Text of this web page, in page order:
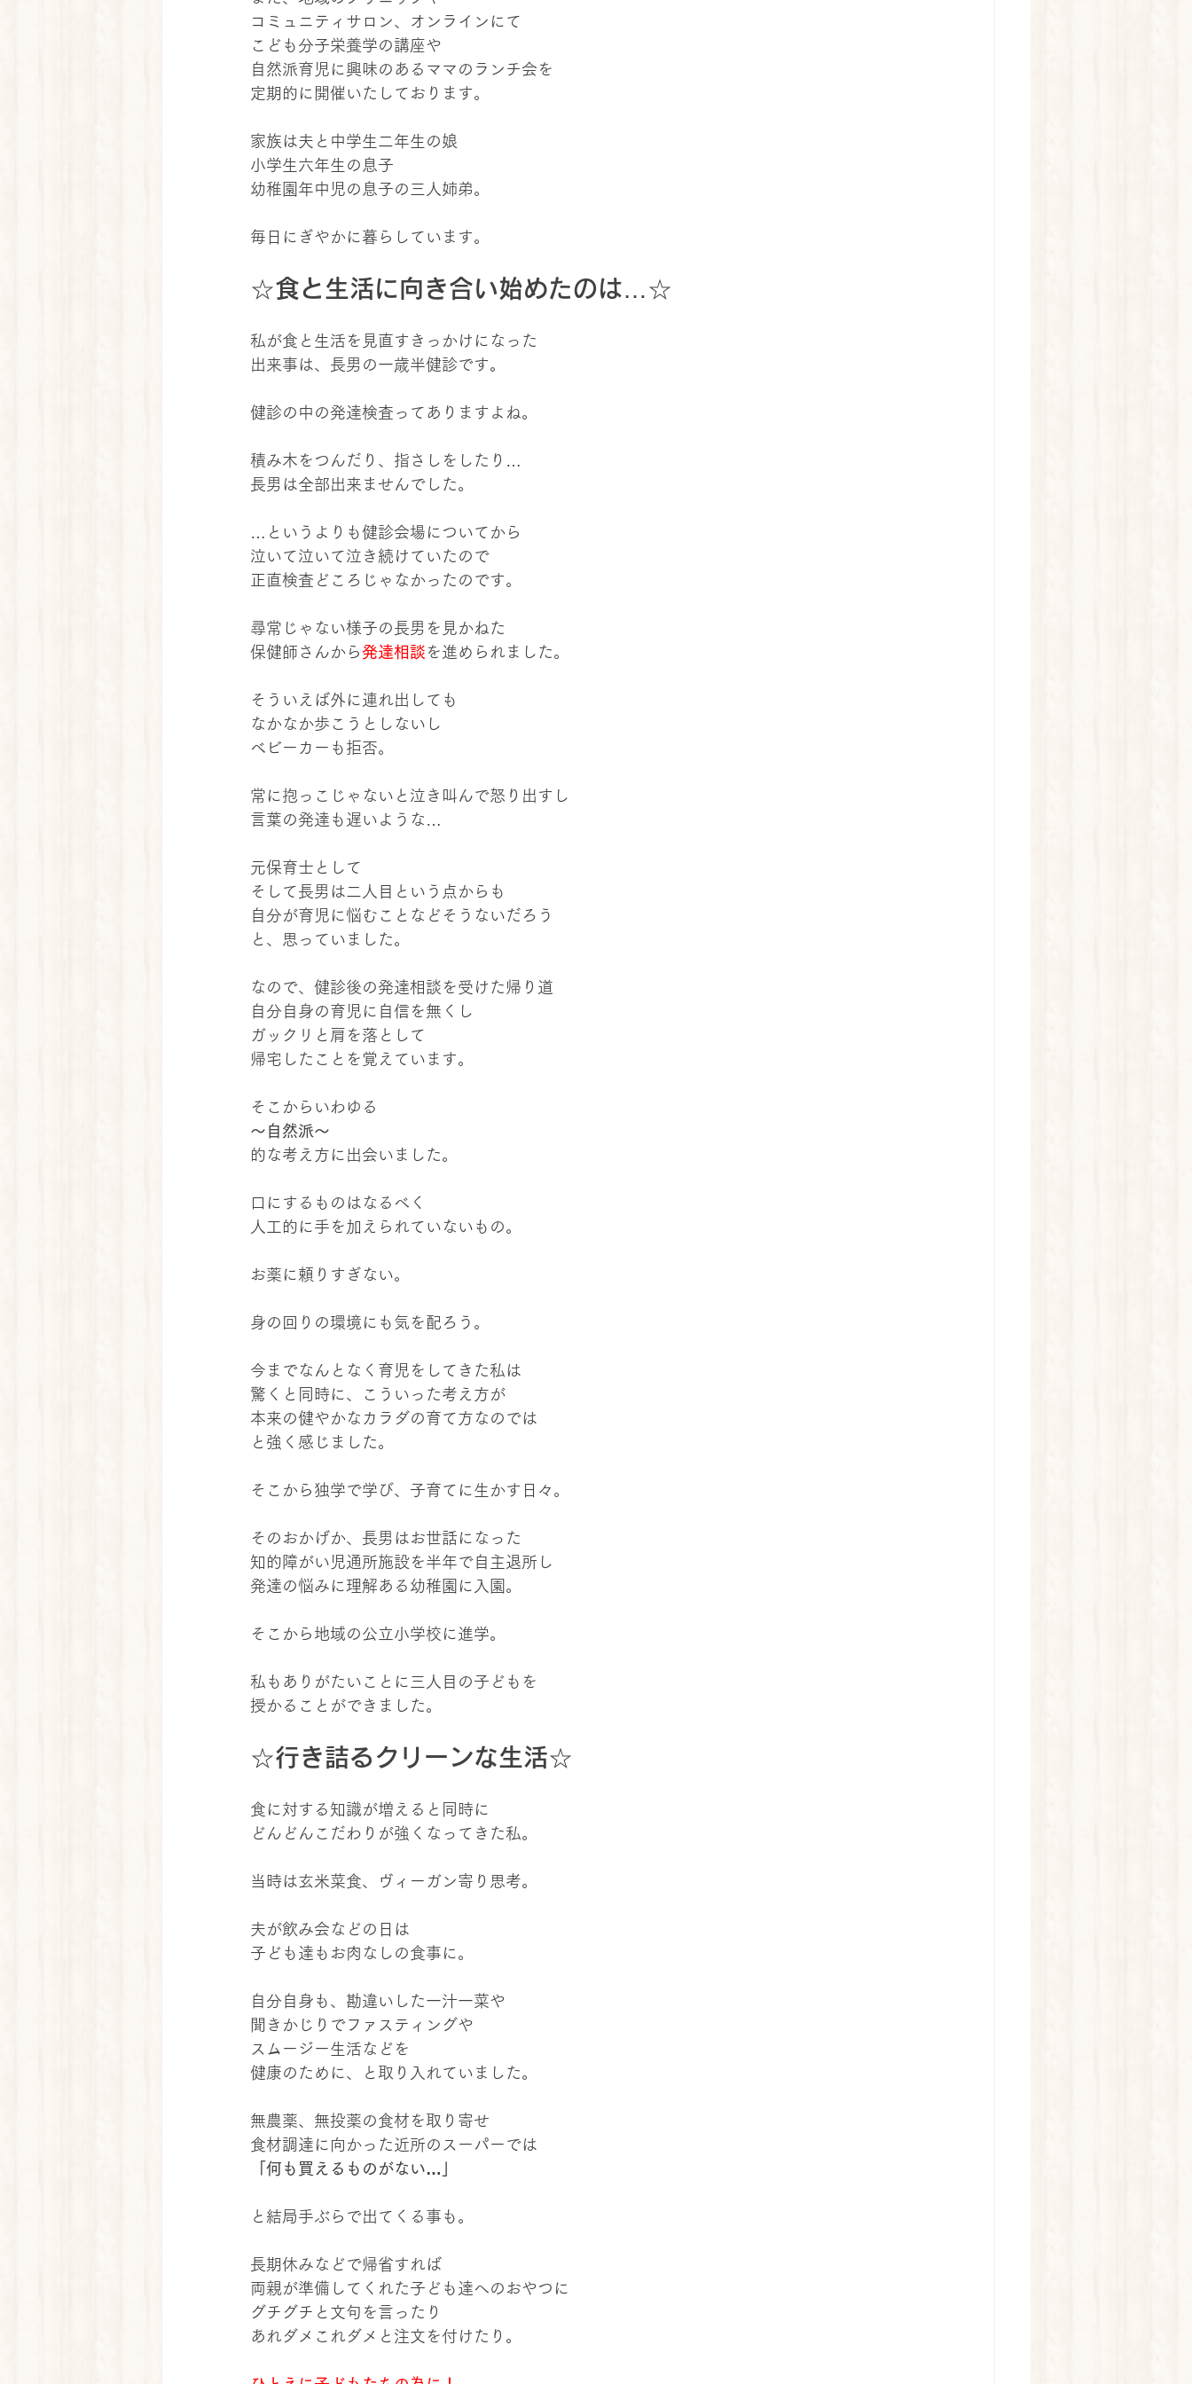
コミュニティサロン、オンラインにて
こども分子栄養学の講座や
自然派育児に興味のあるママのランチ会を
定期的に開催いたしております。
家族は夫と中学生二年生の娘
小学生六年生の息子
幼稚園年中児の息子の三人姉弟。
毎日にぎやかに暮らしています。
☆食と生活に向き合い始めたのは…☆
私が食と生活を見直すきっかけになった
出来事は、長男の一歳半健診です。
健診の中の発達検査ってありますよね。
積み木をつんだり、指さしをしたり…
長男は全部出来ませんでした。
…というよりも健診会場についてから
泣いて泣いて泣き続けていたので
正直検査どころじゃなかったのです。
尋常じゃない様子の長男を見かねた
保健師さんから発達相談 を進められました。
そういえば外に連れ出しても
なかなか歩こうとしないし
ベビーカーも拒否。
常に抱っこじゃないと泣き叫んで怒り出すし
言葉の発達も遅いような…
元保育士として
そして長男は二人目という点からも
自分が育児に悩むことなどそうないだろう
と、思っていました。
なので、健診後の発達相談を受けた帰り道
自分自身の育児に自信を無くし
ガックリと肩を落として
帰宅したことを覚えています。
そこからいわゆる
～自然派～
的な考え方に出会いました。
口にするものはなるべく
人工的に手を加えられていないもの。
お薬に頼りすぎない。
身の回りの環境にも気を配ろう。
今までなんとなく育児をしてきた私は
驚くと同時に、こういった考え方が
本来の健やかなカラダの育て方なのでは
と強く感じました。
そこから独学で学び、子育てに生かす日々。
そのおかげか、長男はお世話になった
知的障がい児通所施設を半年で自主退所し
発達の悩みに理解ある幼稚園に入園。
そこから地域の公立小学校に進学。
私もありがたいことに三人目の子どもを
授かることができました。
☆行き詰るクリーンな生活☆
食に対する知識が増えると同時に
どんどんこだわりが強くなってきた私。
当時は玄米菜食、ヴィーガン寄り思考。
夫が飲み会などの日は
子ども達もお肉なしの食事に。
自分自身も、勘違いした一汁一菜や
聞きかじりでファスティングや
スムージー生活などを
健康のために、と取り入れていました。
無農薬、無投薬の食材を取り寄せ
食材調達に向かった近所のスーパーでは
「何も買えるものがない…」
と結局手ぶらで出てくる事も。
長期休みなどで帰省すれば
両親が準備してくれた子ども達へのおやつに
グチグチと文句を言ったり
あれダメこれダメと注文を付けたり。